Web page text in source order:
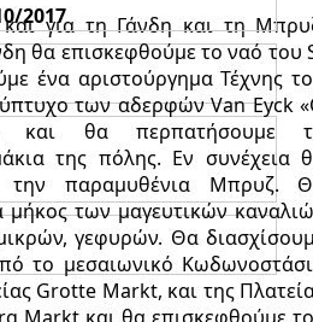
για τη Γάνδη και τη
θα επισκεφθούμε το ναό του
ένα αριστούργημα Τέχνης
των αδερφών Van Eyck
και θα περπατήσουμε
της πόλης. Εν συνέχεια
την παραμυθένια Μπρυζ.
των μαγευτικών
γεφυρών. Θα
το μεσαιωνικό
Grotte Markt, και της
2017